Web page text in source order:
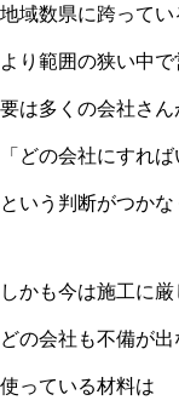
地域数県に跨ってい
より範囲の狭い中
要は多くの会社さ
「どの会社にすれ
という判断がつか
しかも今は施工に厳
どの会社も不備が
使っている材料は